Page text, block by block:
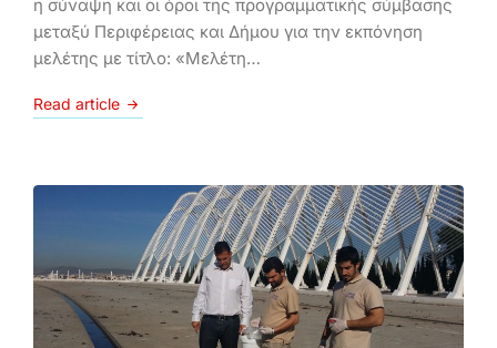
η σύναψη και οι όροι της προγραμματικής σύμβασης
μεταξύ Περιφέρειας και Δήμου για την εκπόνηση
μελέτης με τίτλο: «Μελέτη…
Read article